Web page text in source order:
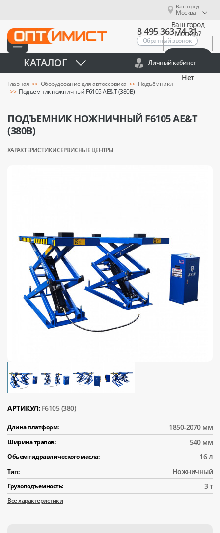
Ваш город
Москва
Ваш город
Москва?
Нет
8 495 363 74 31
Обратный звонок
КАТАЛОГ Личный кабинет
Главная Оборудование для автосервиса
Подъёмники
Подъемник ножничный F6105 AE&T (380В)
ПОДЪЕМНИК НОЖНИЧНЫЙ F6105 AE&T
(380В)
ХАРАКТЕРИСТИКИСЕРВИСНЫЕ ЦЕНТРЫ
АРТИКУЛ: F6105 (380)
Длина платформ: 1850-2070 мм
Ширина трапов: 540 мм
Объем гидравлического масла: 16 л
Тип: Ножничный
Грузоподъемность: 3 т
Все характеристики